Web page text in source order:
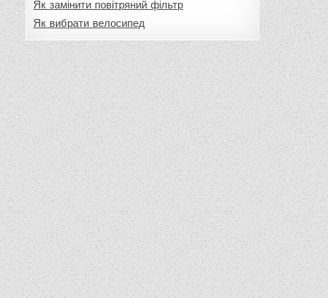
Як замінити повітряний фільтр
Як вибрати велосипед